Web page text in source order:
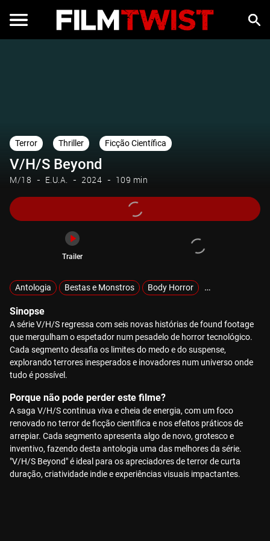
Terror Thriller Ficção Científica
V/H/S Beyond
M/18 E.U.A. 2024 109 min
Trailer
Antologia Bestas e Monstros Body Horror Demónios e
Sinopse
A série V/H/S regressa com seis novas histórias de found footage
que mergulham o espetador num pesadelo de horror tecnológico.
Cada segmento desafia os limites do medo e do suspense,
explorando terrores inesperados e inovadores num universo onde
tudo é possível.
Porque não pode perder este filme?
A saga V/H/S continua viva e cheia de energia, com um foco
renovado no terror de ficção científica e nos efeitos práticos de
arrepiar. Cada segmento apresenta algo de novo, grotesco e
inventivo, fazendo desta antologia uma das melhores da série.
"V/H/S Beyond" é ideal para os apreciadores de terror de curta
duração, criatividade indie e experiências visuais impactantes.